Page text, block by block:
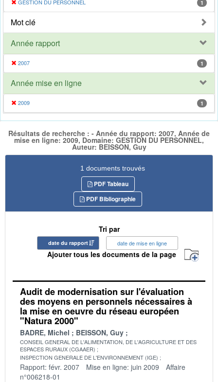
GESTION DU PERSONNEL 1
Mot clé
Année rapport
2007 1
Année mise en ligne
2009 1
Résultats de recherche : - Année du rapport: 2007, Année de
mise en ligne: 2009, Domaine: GESTION DU PERSONNEL,
Auteur: BEISSON, Guy
1 documents trouvés
PDF Tableau
PDF Bibliographie
Tri par
date du rapport date de mise en ligne
Ajouter tous les documents de la page
Audit de modernisation sur l'évaluation
des moyens en personnels nécessaires à
la mise en oeuvre du réseau européen
"Natura 2000"
BADRE, Michel BEISSON, Guy
CONSEIL GENERAL DE L'ALIMENTATION, DE L'AGRICULTURE ET DES
ESPACES RURAUX (CGAAER)
INSPECTION GENERALE DE L'ENVIRONNEMENT (IGE)
Rapport: févr. 2007 Mise en ligne: juin 2009
Affaire
n°006218-01